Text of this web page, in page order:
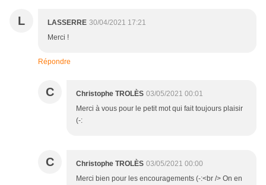
L LASSERRE 30/04/2021 17:21
Merci !
Répondre
C Christophe TROLÈS 03/05/2021 00:01
Merci à vous pour le petit mot qui fait toujours plaisir
(-:
C Christophe TROLÈS 03/05/2021 00:00
Merci bien pour les encouragements (-:<br /> On en